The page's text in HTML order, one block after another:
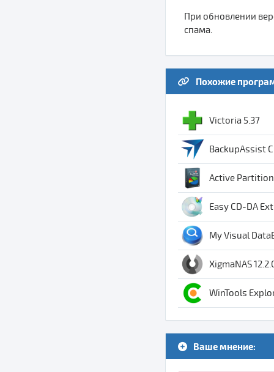
При обновлении
спама.
Похожие
Victoria 5.37
BackupAssist
Active Partition
Easy CD-DA
My Visual
XigmaNAS
WinTools
Ваше мнение: